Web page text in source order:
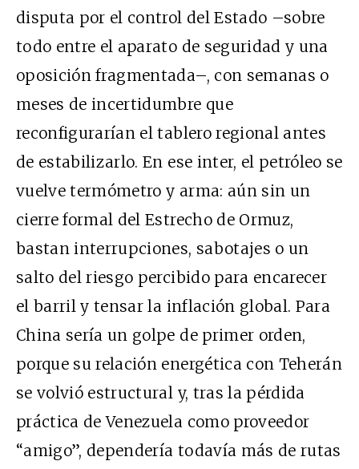
disputa por el control del Estado –sobre
todo entre el aparato de seguridad y una
oposición fragmentada–, con semanas o
meses de incertidumbre que
reconfigurarían el tablero regional antes
de estabilizarlo. En ese inter, el petróleo se
vuelve termómetro y arma: aún sin un
cierre formal del Estrecho de Ormuz,
bastan interrupciones, sabotajes o un
salto del riesgo percibido para encarecer
el barril y tensar la inflación global. Para
China sería un golpe de primer orden,
porque su relación energética con Teherán
se volvió estructural y, tras la pérdida
práctica de Venezuela como proveedor
“amigo”, dependería todavía más de rutas